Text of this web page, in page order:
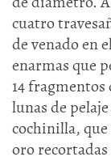
cuatro
de venado en
enarmas que
14 fragmentos
lunas de
cochinilla,
oro